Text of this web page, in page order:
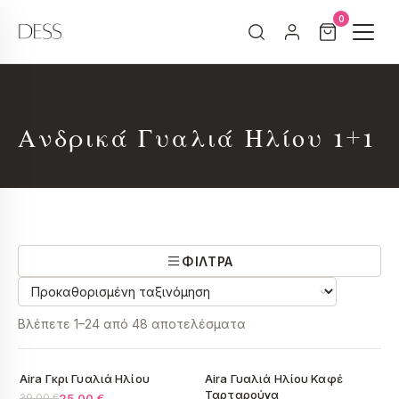
content
0
Ανδρικά Γυαλιά Ηλίου 1+1
ΦΙΛΤΡΑ
Βλέπετε 1–24 από 48 αποτελέσματα
-36%
Aira Γκρι Γυαλιά Ηλίου
Aira Γυαλιά Ηλίου Καφέ
Ταρταρούγα